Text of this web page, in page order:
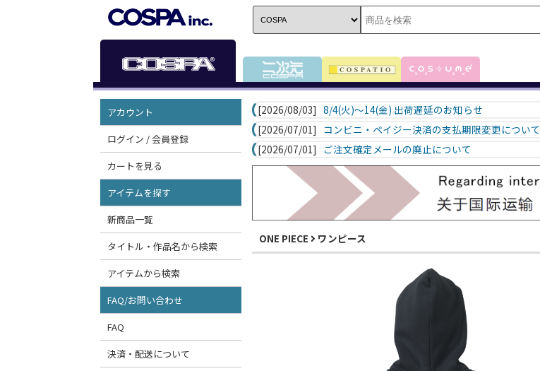
アカウント
ログイン / 会員登録
カートを見る
アイテムを探す
新商品一覧
タイトル・作品名から検索
アイテムから検索
FAQ/お問い合わせ
FAQ
決済・配送について
[2026/08/03] 8/4(火)～14(金) 出荷遅延のお知らせ
[2026/07/01]
コンビニ・ペイジー決済の支払期限変更について
[2026/07/01]
ご注文確定メールの廃止について
ONE PIECE ワンピース